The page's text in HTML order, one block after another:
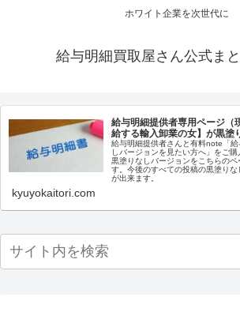
ホワイト企業を次世代に
給与明細買取屋さん公式ま
給与明細提供者専用ページ（
給する輸入卸業の女】が黒塗
給与明細提供者さんと有料note「
しバージョンを見たい方へ」をご
黒塗りなしバージョンをこちらの
す。今後のすべての投稿の黒塗り
が出来ます。
kyuyokaitori.com